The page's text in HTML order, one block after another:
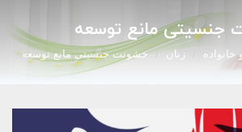
جنسیتی مانع توسعه
خانواده زنان خشونت جنسیتی مانع توسعه